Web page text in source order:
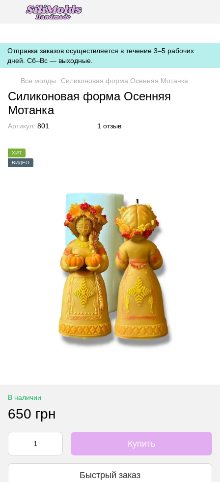
https://silimolds.com.ua//.well-known/apple-developer-merchantid-
domain-association
Отправка заказов осуществляется в течение 3–5 рабочих
дней. Сб–Вс — выходные.
Все молды Силиконовая форма Осенняя Мотанка
Силиконовая форма Осенняя
Мотанка
Артикул: 801 1 отзыв
ХИТ
ВИДЕО
В наличии
650 грн
Купить
Быстрый заказ